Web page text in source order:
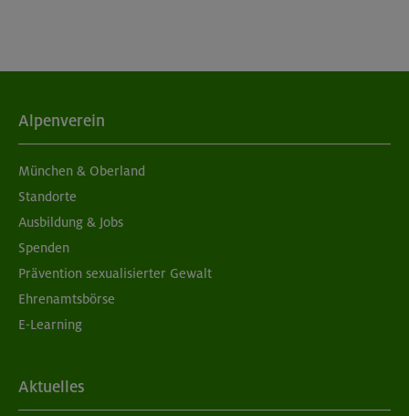
Alpenverein
München & Oberland
Standorte
Ausbildung & Jobs
Spenden
Prävention sexualisierter Gewalt
Ehrenamtsbörse
E-Learning
Aktuelles